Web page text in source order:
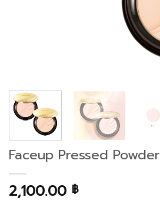
Faceup Pressed Powder
2,100.00 ฿